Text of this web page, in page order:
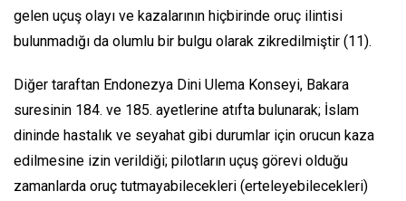
gelen uçuş olayı ve kazalarının hiçbirinde oruç ilintisi
bulunmadığı da olumlu bir bulgu olarak zikredilmiştir (11).
Diğer taraftan Endonezya Dini Ulema Konseyi, Bakara
suresinin 184. ve 185. ayetlerine atıfta bulunarak; İslam
dininde hastalık ve seyahat gibi durumlar için orucun kaza
edilmesine izin verildiği; pilotların uçuş görevi olduğu
zamanlarda oruç tutmayabilecekleri (erteleyebilecekleri)